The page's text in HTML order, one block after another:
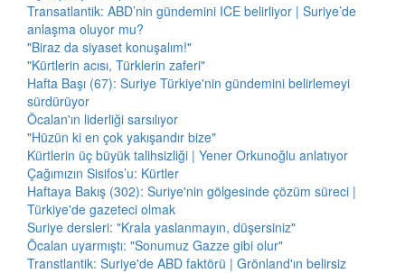
Transatlantik: ABD’nin gündemini ICE belirliyor | Suriye’de
anlaşma oluyor mu?
"Biraz da siyaset konuşalım!"
"Kürtlerin acısı, Türklerin zaferi"
Hafta Başı (67): Suriye Türkiye'nin gündemini belirlemeyi
sürdürüyor
Öcalan'ın liderliği sarsılıyor
"Hüzün ki en çok yakışandır bize"
Kürtlerin üç büyük talihsizliği | Yener Orkunoğlu anlatıyor
Çağımızın Sisifos’u: Kürtler
Haftaya Bakış (302): Suriye'nin gölgesinde çözüm süreci |
Türkiye'de gazeteci olmak
Suriye dersleri: "Krala yaslanmayın, düşersiniz"
Öcalan uyarmıştı: "Sonumuz Gazze gibi olur"
Transtlantik: Suriye'de ABD faktörü | Grönland'ın belirsiz